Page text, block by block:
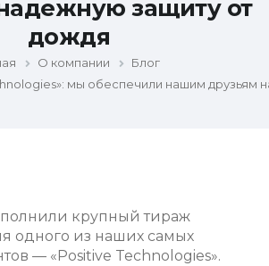
защиту от
дождя
О компании
Блог
мы обеспечили нашим друзьям
крупный тираж
одного из наших самых
— «Positive Technologies».